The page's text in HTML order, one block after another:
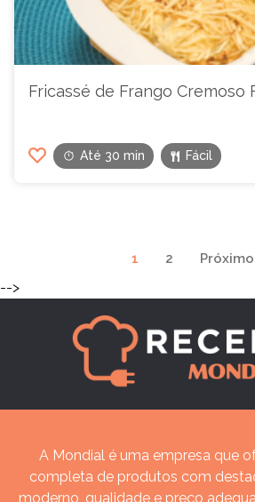
Fricassé de Frango Cremoso
Até 30 min Fácil
1 2
-->
A Mondial é uma empresa que
completa de produtos com
moderno, qualidade e preço